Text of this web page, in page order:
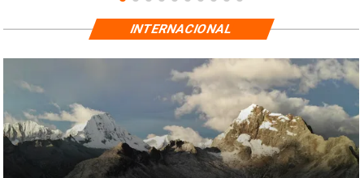
INTERNACIONAL